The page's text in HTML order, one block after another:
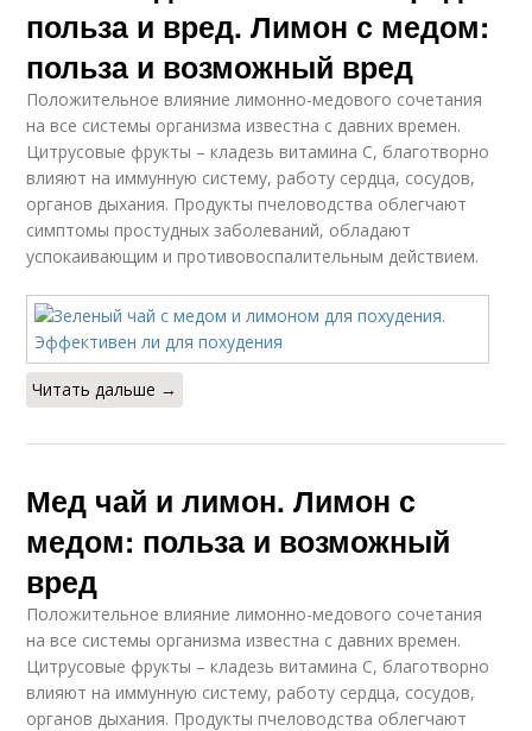
польза и вред. Лимон с медом:
польза и возможный вред
Положительное влияние лимонно-медового сочетания
на все системы организма известна с давних времен.
Цитрусовые фрукты – кладезь витамина C, благотворно
влияют на иммунную систему, работу сердца, сосудов,
органов дыхания. Продукты пчеловодства облегчают
симптомы простудных заболеваний, обладают
успокаивающим и противовоспалительным действием.
Читать дальше →
Мед чай и лимон. Лимон с
медом: польза и возможный
вред
Положительное влияние лимонно-медового сочетания
на все системы организма известна с давних времен.
Цитрусовые фрукты – кладезь витамина C, благотворно
влияют на иммунную систему, работу сердца, сосудов,
органов дыхания. Продукты пчеловодства облегчают